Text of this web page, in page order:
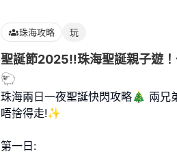
珠海攻略 玩
聖誕節2025‼️珠海聖誕親子遊
🐑
珠海兩日一夜聖誕快閃攻略🎄 兩兄
唔捨得走!✨
第一日: